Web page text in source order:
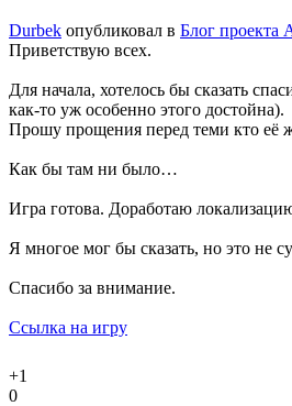
Durbek опубликовал в Блог проекта
Приветствую всех.
Для начала, хотелось бы сказать
как-то уж особенно этого достойна).
Прошу прощения перед теми кто её
Как бы там ни было…
Игра готова. Доработаю
Я многое мог бы сказать, но это не
Спасибо за внимание.
Ссылка на игру
+1
0